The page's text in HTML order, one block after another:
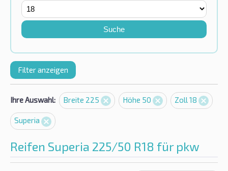
Suche
Filter anzeigen
Ihre Auswahl: Breite 225 Höhe 50 Zoll 18
Superia
Reifen Superia 225/50 R18 für pkw